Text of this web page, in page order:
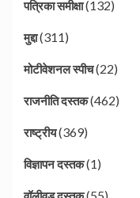
पत्रिका समीक्षा(132)
मुद्दा(311)
मोटीवेशनल स्पीच(22)
राजनीति दस्तक(462)
राष्ट्रीय(369)
विज्ञापन दस्तक(1)